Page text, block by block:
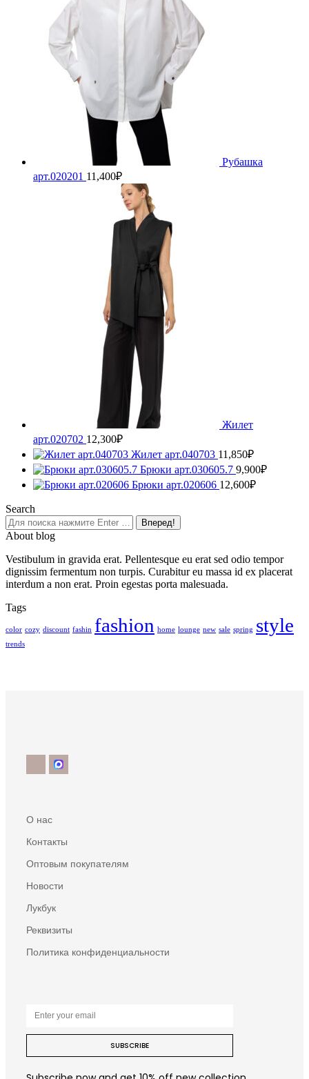
Рубашка
арт.020201 11,400₽
Жилет
арт.020702 12,300₽
Жилет арт.040703 11,850₽
Брюки арт.030605.7 9,900₽
Брюки арт.020606 12,600₽
Search
About blog
Vestibulum in gravida erat. Pellentesque eu erat sed odio tempor
dignissim fermentum non turpis. Curabitur eu massa id ex placerat
interdum a non erat. Proin egestas porta malesuada.
Tags
color cozy discount fashin fashion home lounge new sale spring style
trends
О нас
Контакты
Оптовым покупателям
Новости
Лукбук
Реквизиты
Политика конфиденциальности
SUBSCRIBE